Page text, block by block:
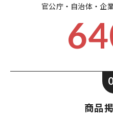
官公庁・自治体・企
商品